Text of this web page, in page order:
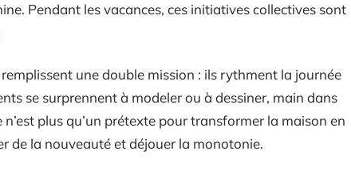
Pendant les vacances, ces initiatives collectives sont
remplissent une double mission : ils rythment la journée
se surprennent à modeler ou à dessiner, main dans
plus qu’un prétexte pour transformer la maison en
de la nouveauté et déjouer la monotonie.